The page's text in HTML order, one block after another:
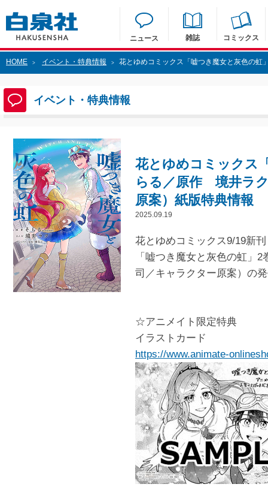
ニュース 雑誌 コミックス
HOME > イベント・特典情報 > 花とゆめコミックス「嘘つき魔女と灰色の
イベント・特典情報
花とゆめコミックス
らる／原作 境井ラ
原案）紙版特典情報
2025.09.19
花とゆめコミックス9/19新刊
「嘘つき魔女と灰色の虹
司／キャラクター原案）の
☆アニメイト限定特典
イラストカード
https://www.animate-